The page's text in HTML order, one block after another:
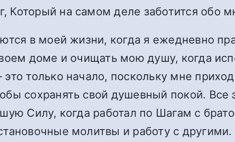
на самом деле заботится обо
в моей жизни, когда я ежедневно
доме и очищать мою душу, когда
только начало, поскольку мне
сохранять свой душевный покой. Все
Силу, когда работал по Шагам с
молитвы и работу с